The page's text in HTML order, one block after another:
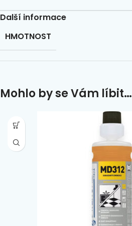
Další informace
HMOTNOST
Mohlo by se Vám líbit…